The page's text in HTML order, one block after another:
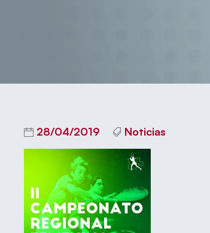
28/04/2019 Noticias